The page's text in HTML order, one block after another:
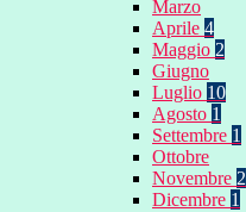
Marzo
Aprile 4
Maggio 2
Giugno
Luglio 10
Agosto 1
Settembre 1
Ottobre
Novembre 2
Dicembre 1